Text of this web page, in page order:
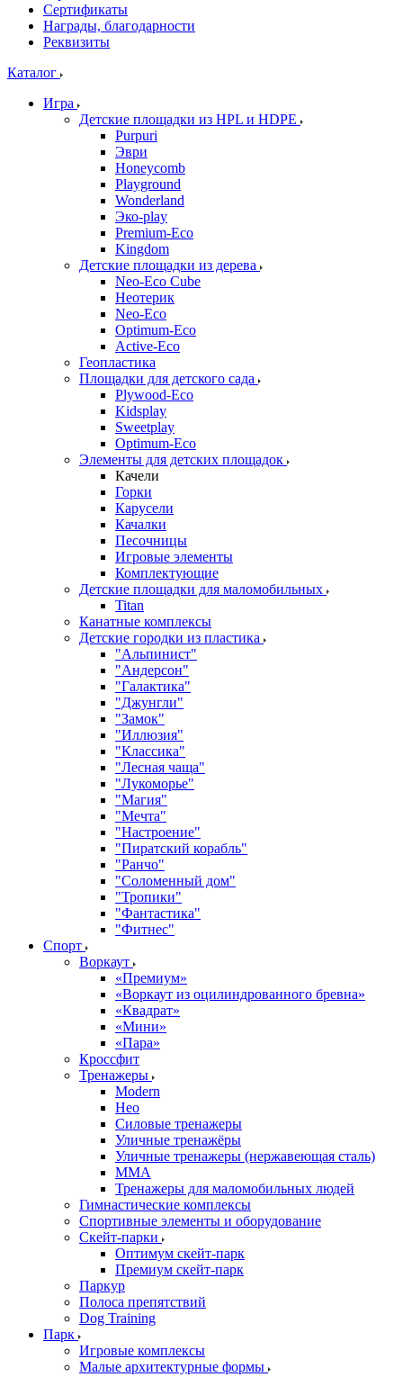
Сертификаты
Награды, благодарности
Реквизиты
Каталог
Игра
Детские площадки из HPL и HDPE
Purpuri
Эври
Honeycomb
Playground
Wonderland
Эко-play
Premium-Eco
Kingdom
Детские площадки из дерева
Neo-Eco Cube
Неотерик
Neo-Eco
Оptimum-Еco
Active-Eco
Геопластика
Площадки для детского сада
Plywood-Eco
Kidsplay
Sweetplay
Оptimum-Еco
Элементы для детских площадок
Качели
Горки
Карусели
Качалки
Песочницы
Игровые элементы
Комплектующие
Детские площадки для маломобильных
Titan
Канатные комплексы
Детские городки из пластика
"Альпинист"
"Андерсон"
"Галактика"
"Джунгли"
"Замок"
"Иллюзия"
"Классика"
"Лесная чаща"
"Лукоморье"
"Магия"
"Мечта"
"Настроение"
"Пиратский корабль"
"Ранчо"
"Соломенный дом"
"Тропики"
"Фантастика"
"Фитнес"
Спорт
Воркаут
«Премиум»
«Воркаут из оцилиндрованного бревна»
«Квадрат»
«Мини»
«Пара»
Кроссфит
Тренажеры
Modern
Нео
Силовые тренажеры
Уличные тренажёры
Уличные тренажеры (нержавеющая сталь)
ММА
Тренажеры для маломобильных людей
Гимнастические комплексы
Спортивные элементы и оборудование
Скейт-парки
Оптимум скейт-парк
Премиум скейт-парк
Паркур
Полоса препятствий
Dog Training
Парк
Игровые комплексы
Малые архитектурные формы